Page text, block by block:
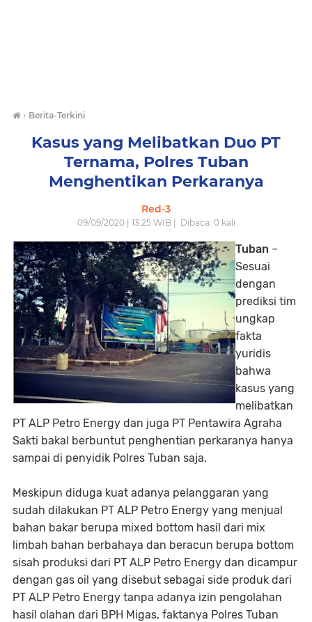
› Berita-Terkini
Kasus yang Melibatkan Duo PT
Ternama, Polres Tuban
Menghentikan Perkaranya
Red-3
09/09/2020 | 13.25 WIB | Dibaca: 0kali
Tuban –
Sesuai
dengan
prediksi tim
ungkap
fakta
yuridis
bahwa
kasus yang
melibatkan
PT ALP Petro Energy dan juga PT Pentawira Agraha
Sakti bakal berbuntut penghentian perkaranya hanya
sampai di penyidik Polres Tuban saja.
Meskipun diduga kuat adanya pelanggaran yang
sudah dilakukan PT ALP Petro Energy yang menjual
bahan bakar berupa mixed bottom hasil dari mix
limbah bahan berbahaya dan beracun berupa bottom
sisah produksi dari PT ALP Petro Energy dan dicampur
dengan gas oil yang disebut sebagai side produk dari
PT ALP Petro Energy tanpa adanya izin pengolahan
hasil olahan dari BPH Migas, faktanya Polres Tuban